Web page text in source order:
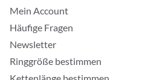
Mein Account
Häufige Fragen
Newsletter
Ringgröße bestimmen